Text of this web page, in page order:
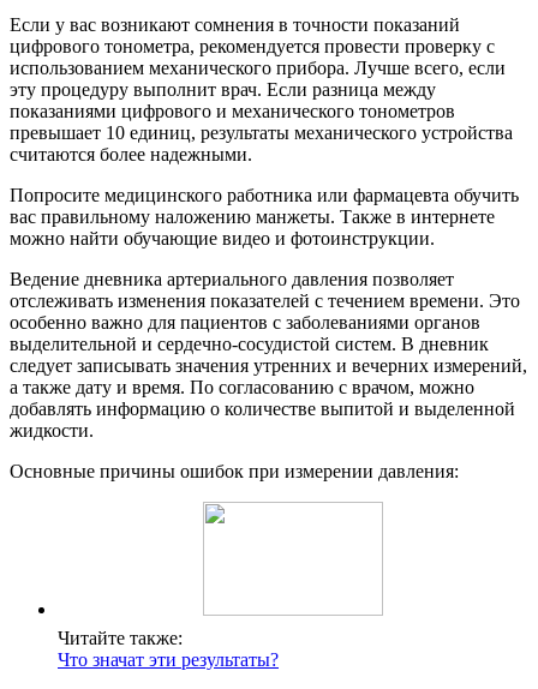
Если у вас возникают сомнения в точности показаний
цифрового тонометра, рекомендуется провести проверку с
использованием механического прибора. Лучше всего, если
эту процедуру выполнит врач. Если разница между
показаниями цифрового и механического тонометров
превышает 10 единиц, результаты механического устройства
считаются более надежными.
Попросите медицинского работника или фармацевта обучить
вас правильному наложению манжеты. Также в интернете
можно найти обучающие видео и фотоинструкции.
Ведение дневника артериального давления позволяет
отслеживать изменения показателей с течением времени. Это
особенно важно для пациентов с заболеваниями органов
выделительной и сердечно-сосудистой систем. В дневник
следует записывать значения утренних и вечерних измерений,
а также дату и время. По согласованию с врачом, можно
добавлять информацию о количестве выпитой и выделенной
жидкости.
Основные причины ошибок при измерении давления:
Читайте также:
Что значат эти результаты?